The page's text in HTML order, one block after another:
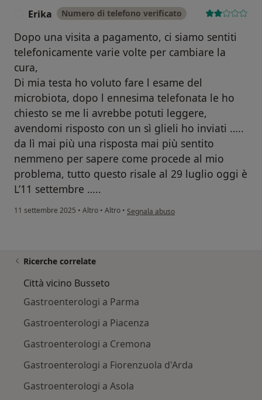
Erika Numero di telefono verificato
Dopo una visita a pagamento, ci siamo sentiti
telefonicamente varie volte per cambiare la
cura,
Di mia testa ho voluto fare l esame del
microbiota, dopo l ennesima telefonata le ho
chiesto se me li avrebbe potuti leggere,
avendomi risposto con un sì glieli ho inviati …..
da lì mai più una risposta mai più sentito
nemmeno per sapere come procede al mio
problema, tutto questo risale al 29 luglio oggi è
L’11 settembre …..
11 settembre 2025 • Altro • Altro • secondo l'opinione dell'utente Erika
Segnala abuso
Ricerche correlate
Città vicino Busseto
Gastroenterologi a Parma
Gastroenterologi a Piacenza
Gastroenterologi a Cremona
Gastroenterologi a Fiorenzuola d'Arda
Gastroenterologi a Asola